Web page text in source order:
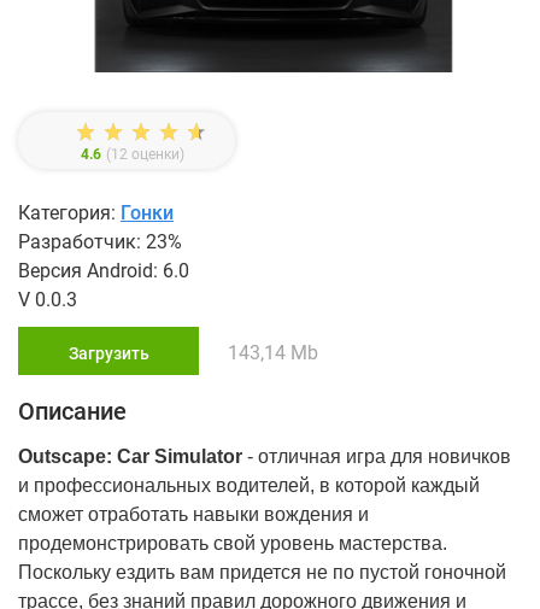
4.6 (12 оценки)
Категория: Гонки
Разработчик: 23%
Версия Android: 6.0
V 0.0.3
Загрузить 143,14 Mb
Описание
Outscape: Car Simulator - отличная игра для новичков
и профессиональных водителей, в которой каждый
сможет отработать навыки вождения и
продемонстрировать свой уровень мастерства.
Поскольку ездить вам придется не по пустой гоночной
трассе, без знаний правил дорожного движения и